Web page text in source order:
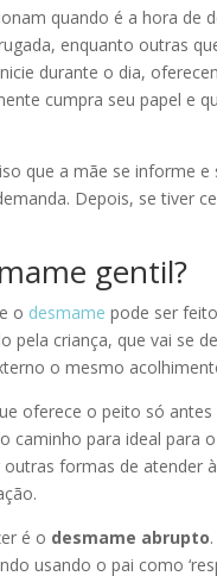
quando é a hora de
enquanto outras
durante o dia,
cumpra seu papel e
que a mãe se informe
Depois, se tiver
gentil?
o desmame pode ser
pela criança, que vai se
o mesmo
oferece o peito só
caminho para ideal para
formas de atender
é o desmame abrupto
usando o pai como